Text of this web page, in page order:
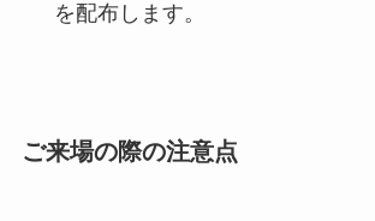
を配布します。
ご来場の際の注意点